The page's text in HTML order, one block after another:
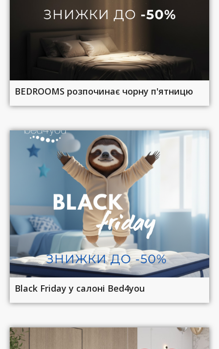
BEDROOMS розпочинає чорну п'ятницю
Black Friday у салоні Bed4you